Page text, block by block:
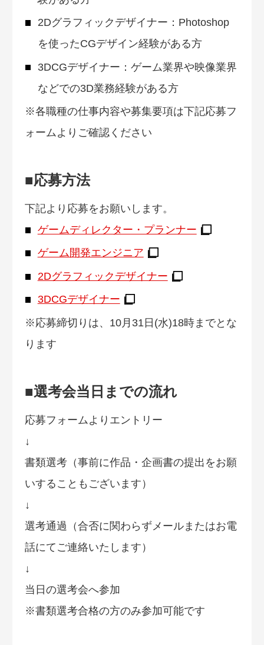
2Dグラフィックデザイナー：Photoshop
を使ったCGデザイン経験がある方
3DCGデザイナー：ゲーム業界や映像業界
などでの3D業務経験がある方
※各職種の仕事内容や募集要項は下記応募フ
ォームよりご確認ください
■応募方法
下記より応募をお願いします。
ゲームディレクター・プランナー
ゲーム開発エンジニア
2Dグラフィックデザイナー
3DCGデザイナー
※応募締切りは、10月31日(水)18時までとな
ります
■選考会当日までの流れ
応募フォームよりエントリー
↓
書類選考（事前に作品・企画書の提出をお願
いすることもございます）
↓
選考通過（合否に関わらずメールまたはお電
話にてご連絡いたします）
↓
当日の選考会へ参加
※書類選考合格の方のみ参加可能です